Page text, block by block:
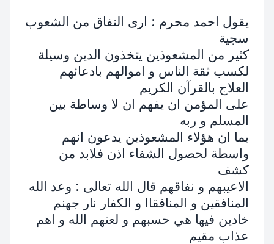
يقول احمد محرم : ارى النفاق من الشعوب
سجية
كثير من المشعوذين يتخذون الدين وسيلة
لكسب ثقة الناس و اموالهم بادعائهم
العلاج بالقرآن الكريم
على المؤمن ان يفهم ان لا وساطة بين
المسلم و ربه
بما ان هؤلاء المشعوذين يدعون انهم
واسطة لحصول الشفاء اذن فلابد من
كشف
الاعيبهم و نفاقهم قال الله تعالى : وعد الله
المنافقين و المنافقاا و الكفار نار جهنم
خادين فيها هي حسبهم و لعنهم الله و اهم
عذاب مقيم